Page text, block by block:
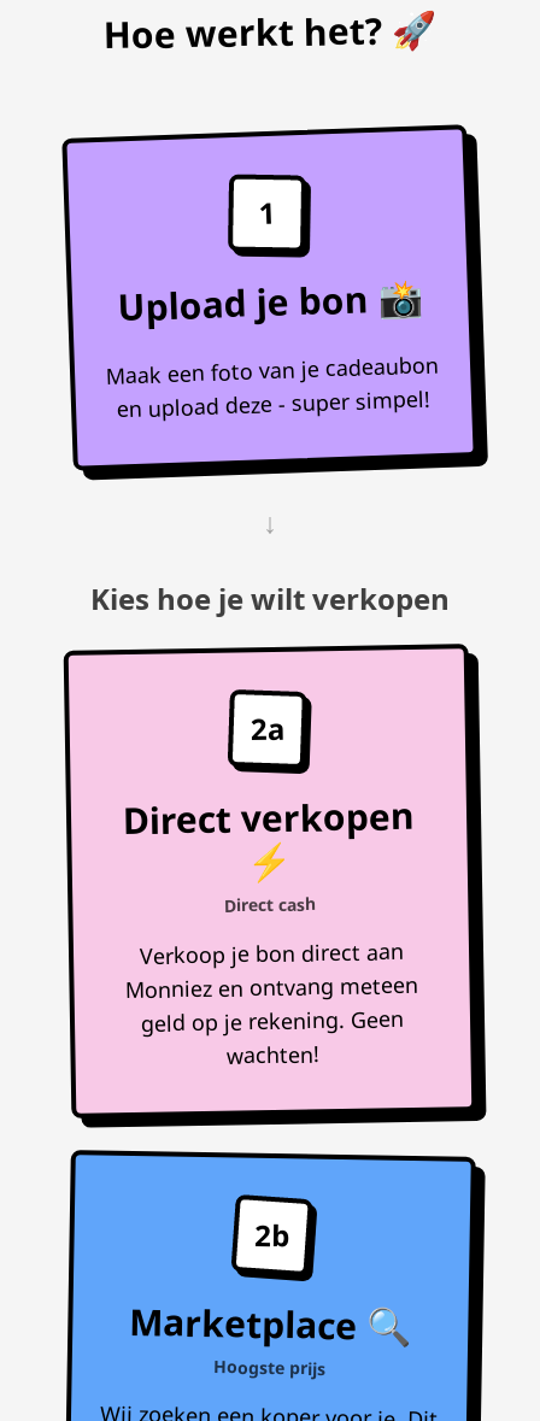
Hoe werkt het? 🚀
1
Upload je bon 📸
Maak een foto van je cadeaubon
en upload deze - super simpel!
↓
Kies hoe je wilt verkopen
2a
Direct verkopen
⚡
Direct cash
Verkoop je bon direct aan
Monniez en ontvang meteen
geld op je rekening. Geen
wachten!
2b
Marketplace 🔍
Hoogste prijs